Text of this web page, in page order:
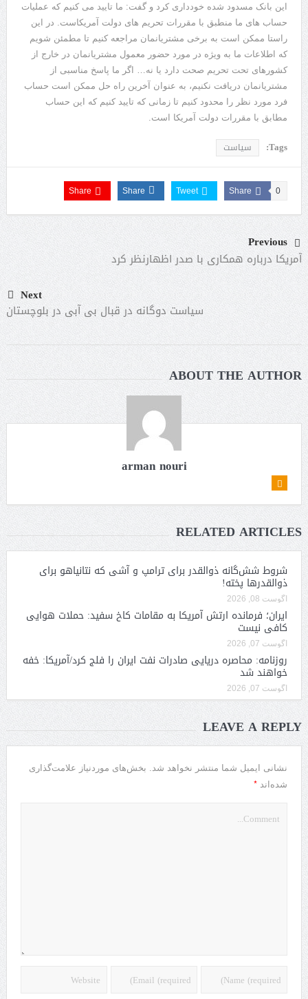
این بانک مسدود شده خودداری کرد و گفت: ما تایید می کنیم که عملیات
حساب های ما منطبق با مقررات تحریم های دولت آمریکاست. در این
راستا ممکن است به برخی مشتریانمان مراجعه کنیم تا مطمئن شویم
که اطلاعات ما به ویژه در مورد حضور معمول مشتریانمان در خارج از
کشورهای تحت تحریم صحت دارد یا نه… اگر ما پاسخ مناسبی از
مشتریانمان دریافت نکنیم، به عنوان آخرین راه حل ممکن است حساب
فرد مورد نظر را محدود کنیم تا زمانی که تایید کنیم که این حساب
مطابق با مقررات دولت آمریکا است.
Tags: سیاست
Share 0
Tweet
Share
Share
Previous
آمریکا درباره همکاری با صدر اظهارنظر کرد
Next
سیاست دوگانه در قبال بی آبی در بلوچستان
ABOUT THE AUTHOR
arman nouri
RELATED ARTICLES
شروط شش‌گانه ذوالقدر برای ترامپ و آشی که نتانیاهو برای
ذوالقدرها پخته!
آگوست 08, 2026
ایران؛ فرمانده ارتش آمریکا به مقامات کاخ سفید: حملات هوایی
کافی نیست
آگوست 07, 2026
روزنامه: محاصره دریایی صادرات نفت ایران را فلج کرد/آمریکا: خفه
خواهند شد
آگوست 07, 2026
LEAVE A REPLY
نشانی ایمیل شما منتشر نخواهد شد. بخش‌های موردنیاز علامت‌گذاری
شده‌اند *